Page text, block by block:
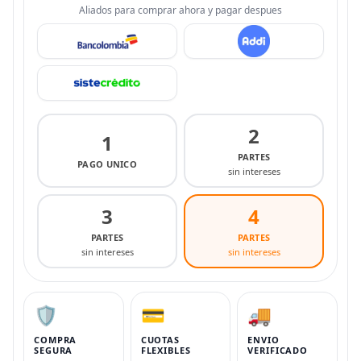
Aliados para comprar ahora y pagar despues
1
PAGO UNICO
2
PARTES
sin intereses
3
PARTES
sin intereses
4
PARTES
sin intereses
🛡️
COMPRA
SEGURA
💳
CUOTAS
FLEXIBLES
🚚
ENVIO
VERIFICADO